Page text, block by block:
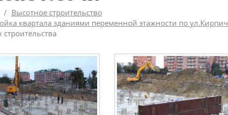
Высотное строительство
квартала зданиями переменной этажности по
строительства